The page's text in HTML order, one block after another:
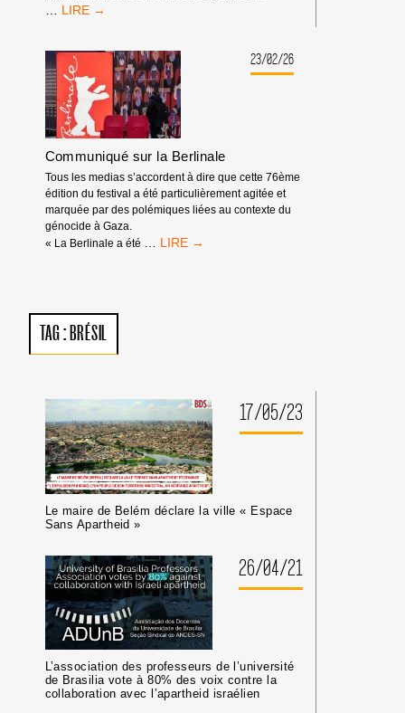
SPOTIFY
:
IL
TIRE
PROFIT
DE
L’APARTHEID,
DU
GÉNOCIDE
ET
DES
EXPULSIONS
RACISTES
23/02/26
Communiqué sur la Berlinale
Tous les medias s’accordent à dire que cette 76ème
édition du festival a été particulièrement agitée et
marquée par des polémiques liées au contexte du
génocide à Gaza.
« La Berlinale a été
COMMUNIQUÉ
TAG : BRÉSIL
17/05/23
Le maire de Belém déclare la ville « Espace
Sans Apartheid »
26/04/21
L’association des professeurs de l’université
de Brasilia vote à 80% des voix contre la
collaboration avec l’apartheid israélien